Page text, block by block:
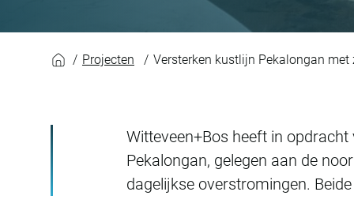
Versterken kustlijn
Projecten Versterken kustlijn Pekalongan
Witteveen+Bos heeft in
Pekalongan, gelegen aan de
dagelijkse overstromingen.